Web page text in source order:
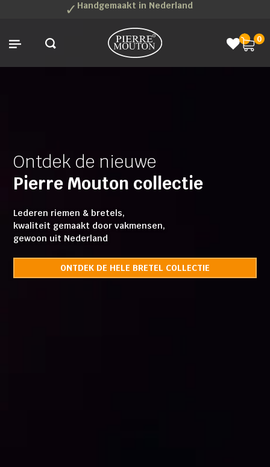
✓ Handgemaakt in Nederland
0
Ontdek de nieuwe
Pierre Mouton collectie
Lederen riemen & bretels,
kwaliteit gemaakt door vakmensen,
gewoon uit Nederland
ONTDEK DE HELE BRETEL COLLECTIE